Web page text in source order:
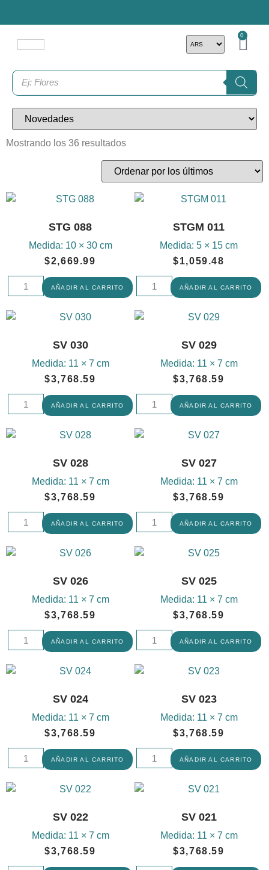
0
Mostrando los 36 resultados
STG 088
Medida: 10 × 30 cm
$2,669.99
AÑADIR AL CARRITO
STGM 011
Medida: 5 × 15 cm
$1,059.48
AÑADIR AL CARRITO
SV 030
Medida: 11 × 7 cm
$3,768.59
AÑADIR AL CARRITO
SV 029
Medida: 11 × 7 cm
$3,768.59
AÑADIR AL CARRITO
SV 028
Medida: 11 × 7 cm
$3,768.59
AÑADIR AL CARRITO
SV 027
Medida: 11 × 7 cm
$3,768.59
AÑADIR AL CARRITO
SV 026
Medida: 11 × 7 cm
$3,768.59
AÑADIR AL CARRITO
SV 025
Medida: 11 × 7 cm
$3,768.59
AÑADIR AL CARRITO
SV 024
Medida: 11 × 7 cm
$3,768.59
AÑADIR AL CARRITO
SV 023
Medida: 11 × 7 cm
$3,768.59
AÑADIR AL CARRITO
SV 022
Medida: 11 × 7 cm
$3,768.59
SV 021
Medida: 11 × 7 cm
$3,768.59